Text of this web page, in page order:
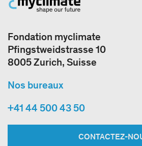
Fondation myclimate
Pfingstweidstrasse 10
8005 Zurich, Suisse
Nos bureaux
+41 44 500 43 50
CONTACTEZ-